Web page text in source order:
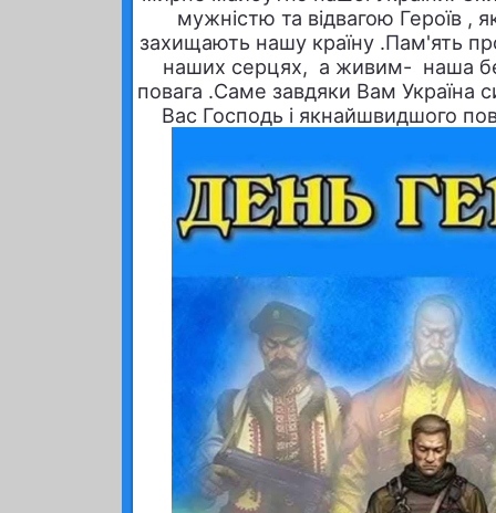
мужністю та відвагою Героїв ,
захищають нашу країну .Пам'ять
наших серцях, а живим- наша
повага .Саме завдяки Вам Україна
Вас Господь і якнайшвидшого